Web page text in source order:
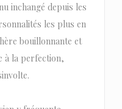
inchangé depuis les
les plus en
bouillonnante et
à la perfection,